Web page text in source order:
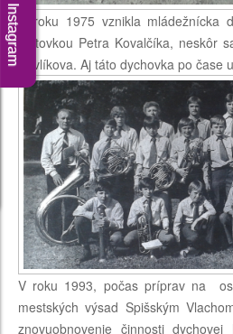
V roku 1975 vznikla mládežnícka
taktovkou Petra Kovalčíka, neskôr
Pavlíkova. Aj táto dychovka po čase
V roku 1993, počas príprav na
mestských výsad Spišským
znovuobnovenie činnosti
Instagram